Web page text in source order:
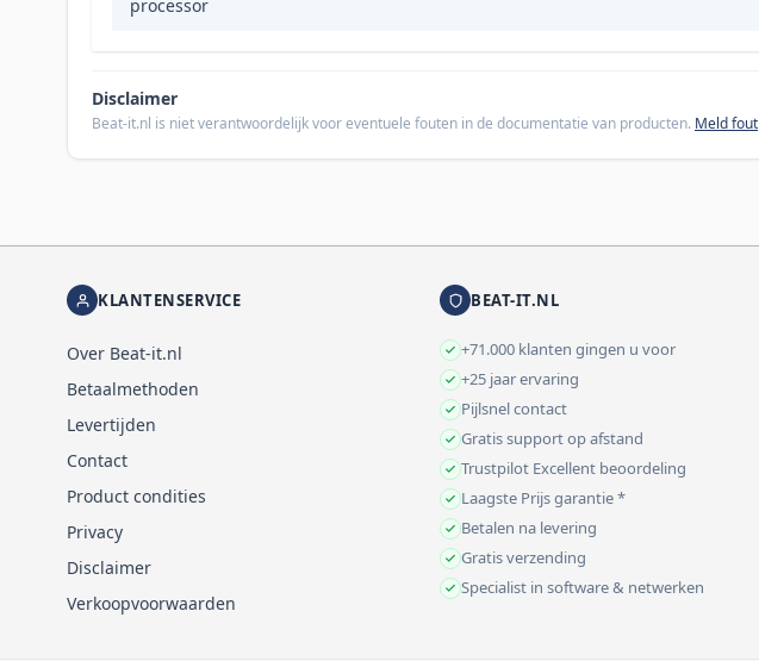
processor
Disclaimer
Beat-it.nl is niet verantwoordelijk voor eventuele fouten in de documentatie van producten. Meld fout
KLANTENSERVICE
Over Beat-it.nl
Betaalmethoden
Levertijden
Contact
Product condities
Privacy
Disclaimer
Verkoopvoorwaarden
BEAT-IT.NL
+71.000 klanten gingen u voor
+25 jaar ervaring
Pijlsnel contact
Gratis support op afstand
Trustpilot Excellent beoordeling
Laagste Prijs garantie *
Betalen na levering
Gratis verzending
Specialist in software & netwerken